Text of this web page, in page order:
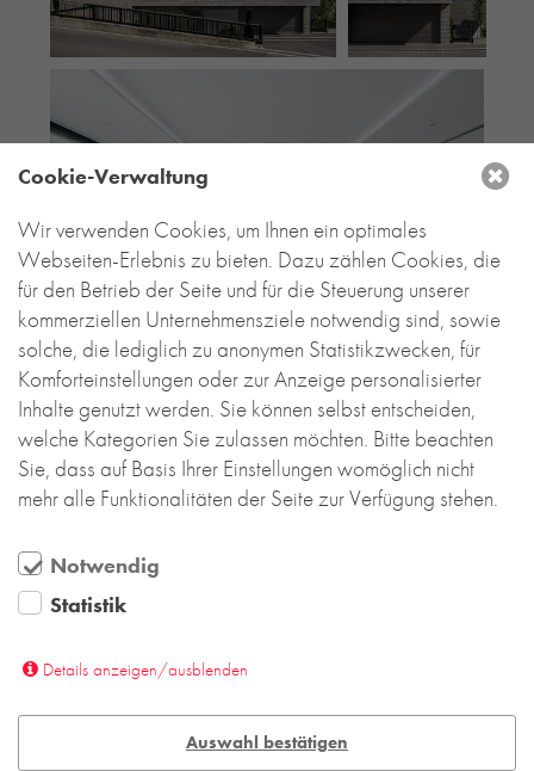
Cookie-Verwaltung
Wir verwenden Cookies, um Ihnen ein optimales
Webseiten-Erlebnis zu bieten. Dazu zählen Cookies, die
für den Betrieb der Seite und für die Steuerung unserer
kommerziellen Unternehmensziele notwendig sind, sowie
solche, die lediglich zu anonymen Statistikzwecken, für
Komforteinstellungen oder zur Anzeige personalisierter
Inhalte genutzt werden. Sie können selbst entscheiden,
welche Kategorien Sie zulassen möchten. Bitte beachten
Sie, dass auf Basis Ihrer Einstellungen womöglich nicht
mehr alle Funktionalitäten der Seite zur Verfügung stehen.
Notwendig
Statistik
Details anzeigen/ausblenden
Auswahl bestätigen